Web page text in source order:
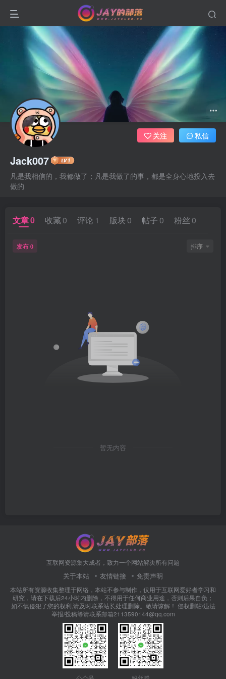
Jack007
凡是我相信的，我都做了；凡是我做了的事，都是全身心地投入去
做的
关注 私信
文章0 收藏 0 评论 1 版块 0 帖子 0 粉丝 0
发布 0 排序
暂无内容
互联网资源集大成者，致力一个网站解决所有问题
关于本站 友情链接 免责声明
本站所有资源收集整理于网络，本站不参与制作，仅用于互联网爱好者学习和
研究，请在下载后24小时内删除，不得用于任何商业用途，否则后果自负；
如不慎侵犯了您的权利,请及时联系站长处理删除。敬请谅解！ 侵权删帖/违法
举报/投稿等请联系邮箱2113590144@qq.com